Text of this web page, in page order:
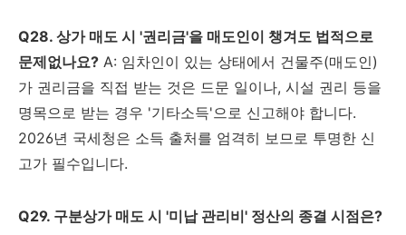
Q28. 상가 매도 시 '권리금'을 매도인이 챙겨도 법적으로
문제없나요? A: 임차인이 있는 상태에서 건물주(매도인)
가 권리금을 직접 받는 것은 드문 일이나, 시설 권리 등을
명목으로 받는 경우 '기타소득'으로 신고해야 합니다.
2026년 국세청은 소득 출처를 엄격히 보므로 투명한 신
고가 필수입니다.
Q29. 구분상가 매도 시 '미납 관리비' 정산의 종결 시점은?